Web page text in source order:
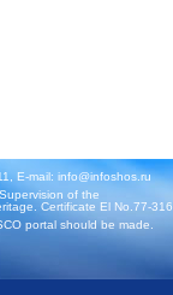
E-mail: info@infoshos.ru
of the
Certificate El No.77-
portal should be made.